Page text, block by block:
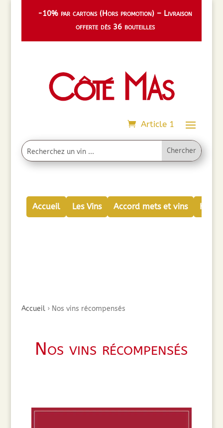
-10% par cartons (Hors promotion) – Livraison
offerte dès 36 bouteilles
Article 1
Accueil Les Vins Accord mets et vins
Accueil› Nos vins récompensés
Nos vins récompensés